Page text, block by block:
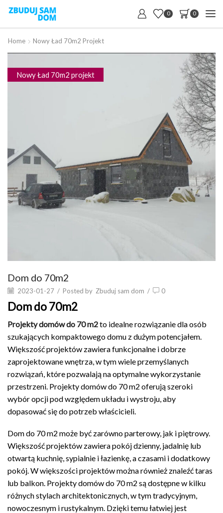
0 0
Home Nowy Ład 70m2 Projekt
Nowy Ład 70m2 projekt
Dom do 70m2
2023-01-27 / Posted by Zbuduj sam dom / 0
Dom do 70m2
Projekty domów do 70 m2to idealne rozwiązanie dla osób
szukających kompaktowego domu z dużym potencjałem.
Większość projektów zawiera funkcjonalne i dobrze
zaprojektowane wnętrza, w tym wiele przemyślanych
rozwiązań, które pozwalają na optymalne wykorzystanie
przestrzeni. Projekty domów do 70 m2 oferują szeroki
wybór opcji pod względem układu i wystroju, aby
dopasować się do potrzeb właścicieli.
Dom do 70 m2 może być zarówno parterowy, jak i piętrowy.
Większość projektów zawiera pokój dzienny, jadalnię lub
otwartą kuchnię, sypialnie i łazienkę, a czasami i dodatkowy
pokój. W większości projektów można również znaleźć taras
lub balkon. Projekty domów do 70 m2 są dostępne w kilku
różnych stylach architektonicznych, w tym tradycyjnym,
nowoczesnym i rustykalnym. Dzięki temu łatwiej jest